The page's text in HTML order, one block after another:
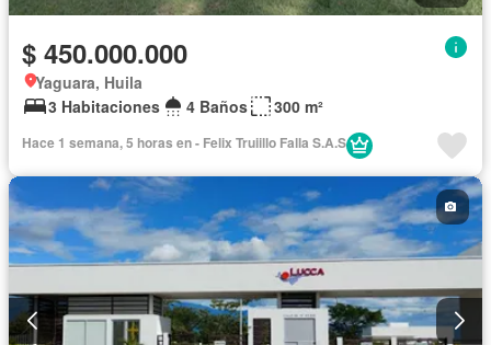
$ 450.000.000
Yaguara, Huila
3 Habitaciones
4 Baños 300 m²
Hace 1 semana, 5 horas en - Felix Truiillo Falla S.A.S